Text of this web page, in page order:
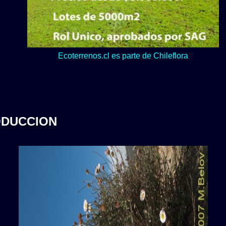
Ecoterrenos.cl es parte de Chileflora
Lo verde y naturaleza dominan en nuestro Loteo